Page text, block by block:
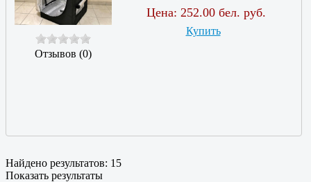
Отзывов (0)
Цена: 252.00 бел. руб.
Купить
Найдено результатов: 15
Показать результаты